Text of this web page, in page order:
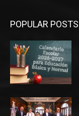
POPULAR POSTS